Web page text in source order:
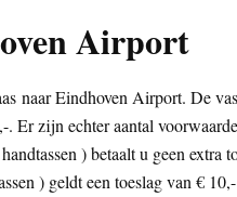
Airport
naar Eindhoven Airport. De
Er zijn echter aantal
) betaalt u geen extra
) geldt een toeslag van €